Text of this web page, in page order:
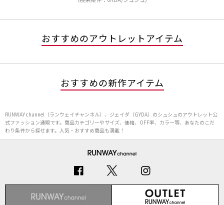
おすすめのアウトレットアイテム
おすすめの新作アイテム
RUNWAY channel（ランウェイチャンネル）、ジェイダ（GYDA）のシュシュのアウトレット公
式ファッション通販です。商品カテゴリーやサイズ、価格、OFF率、カラー等、あなたのこだ
わり条件から探せます。人気・おすすめ商品も満載！